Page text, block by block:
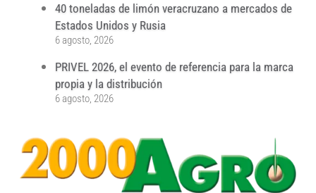
40 toneladas de limón veracruzano a mercados de
Estados Unidos y Rusia
6 agosto, 2026
PRIVEL 2026, el evento de referencia para la marca
propia y la distribución
6 agosto, 2026